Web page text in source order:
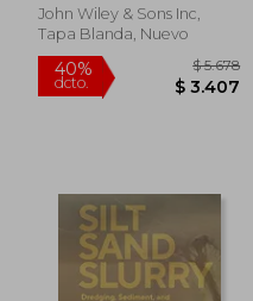
John Wiley & Sons Inc,
Tapa Blanda, Nuevo